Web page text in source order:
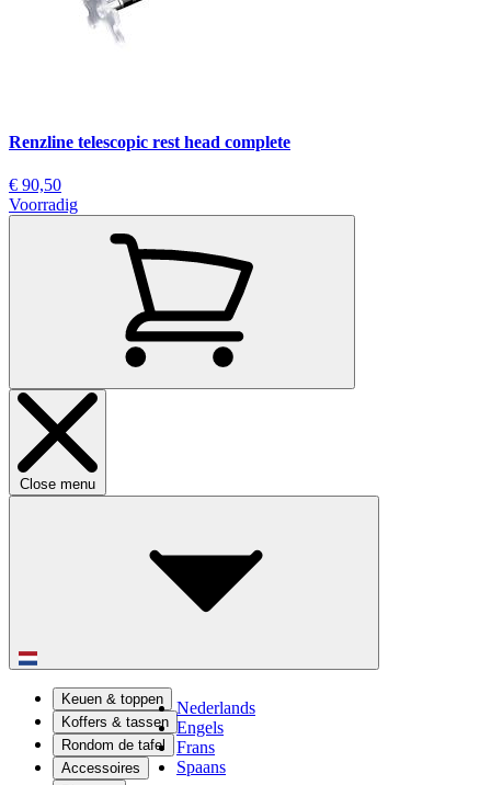
Renzline telescopic rest head complete
€ 90,50
Voorradig
Close menu
Nederlands
Engels
Frans
Spaans
Keuen & toppen
Koffers & tassen
Rondom de tafel
Accessoires